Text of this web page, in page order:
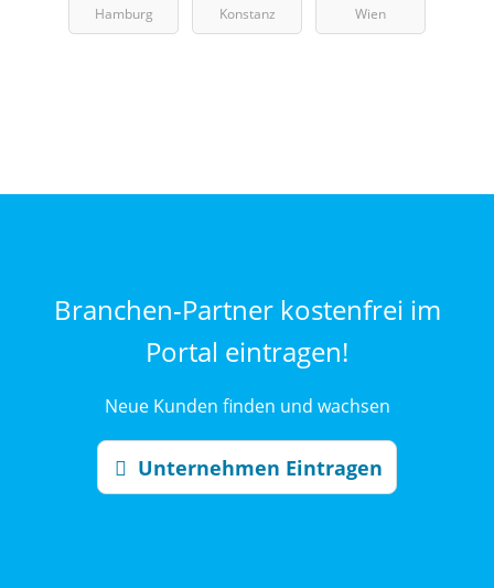
Hamburg Konstanz
Wien
Branchen-Partner kostenfrei im
Portal eintragen!
Neue Kunden finden und wachsen
Unternehmen Eintragen